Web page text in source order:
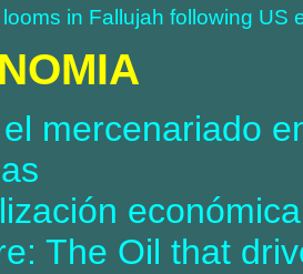
in Fallujah following US
mercenariado
The Oil that